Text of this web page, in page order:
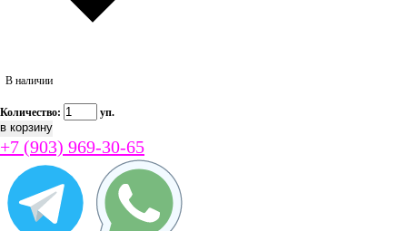
В наличии
Количество: уп.
+7 (903) 969-30-65